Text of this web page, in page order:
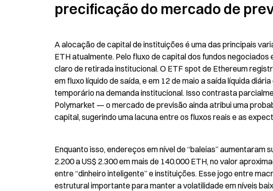
precificação do mercado de
A alocação de capital de instituições é uma das principais
ETH atualmente. Pelo fluxo de capital dos fundos
claro de retirada institucional. O ETF spot de Ethereum
em fluxo líquido de saída, e em 12 de maio a saída líquida
temporário na demanda institucional. Isso contrasta
Polymarket — o mercado de previsão ainda atribui uma
capital, sugerindo uma lacuna entre os fluxos reais e as
Enquanto isso, endereços em nível de “baleias” aumentaram
2.200 a US$ 2.300 em mais de 140.000 ETH, no valor
entre “dinheiro inteligente” e instituições. Esse jogo entre
estrutural importante para manter a volatilidade em níveis